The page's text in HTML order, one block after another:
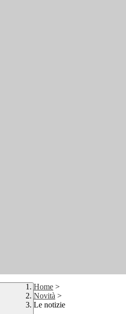
Home >
Novità >
Le notizie